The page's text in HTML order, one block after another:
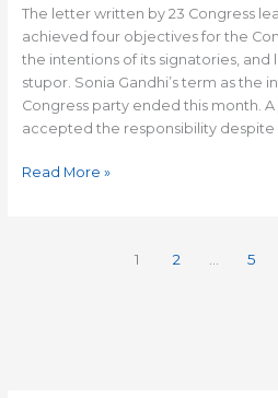
The letter written by 23 Congress
achieved four objectives for the
the intentions of its signatories, and
stupor. Sonia Gandhi’s term as the
Congress party ended this month.
accepted the responsibility despite
Read More »
1 2 5